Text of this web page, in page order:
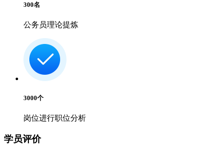
300名
公务员理论提炼
3000个
岗位进行职位分析
学员评价